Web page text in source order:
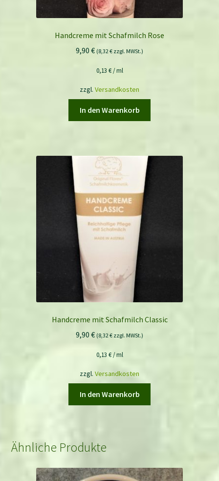
Handcreme mit Schafmilch Rose
9,90 € (8,32 € zzgl. MWSt.)
0,13 €/ml
zzgl. Versandkosten
In den Warenkorb
Handcreme mit Schafmilch Classic
9,90 € (8,32 € zzgl. MWSt.)
0,13 €/ml
zzgl. Versandkosten
In den Warenkorb
Ähnliche Produkte